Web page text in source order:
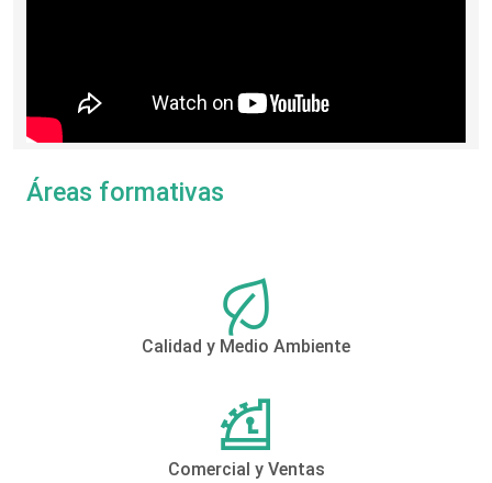
Áreas formativas
Calidad y Medio Ambiente
Comercial y Ventas